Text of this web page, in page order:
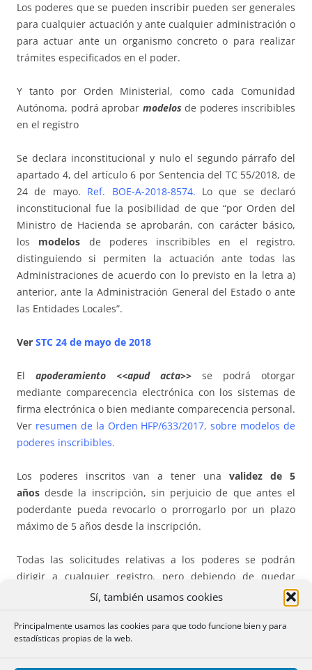
Sí, también usamos cookies
Principalmente usamos las cookies para que todo funcione bien y para
estadísticas propias de la web.
Los poderes que se pueden inscribir pueden ser generales
para cualquier actuación y ante cualquier administración o
para actuar ante un organismo concreto o para realizar
trámites especificados en el poder.
Y tanto por Orden Ministerial, como cada Comunidad
Autónoma, podrá aprobar modelos de poderes inscribibles
en el registro
Se declara inconstitucional y nulo el segundo párrafo del
apartado 4, del artículo 6 por Sentencia del TC 55/2018, de
24 de mayo. Ref. BOE-A-2018-8574. Lo que se declaró
inconstitucional fue la posibilidad de que “por Orden del
Ministro de Hacienda se aprobarán, con carácter básico,
los modelos de poderes inscribibles en el registro.
distinguiendo si permiten la actuación ante todas las
Administraciones de acuerdo con lo previsto en la letra a)
anterior, ante la Administración General del Estado o ante
las Entidades Locales”.
Ver STC 24 de mayo de 2018
El apoderamiento <<apud acta>> se podrá otorgar
mediante comparecencia electrónica con los sistemas de
firma electrónica o bien mediante comparecencia personal.
Ver resumen de la Orden HFP/633/2017, sobre modelos de
poderes inscribibles.
Los poderes inscritos van a tener una validez de 5
años desde la inscripción, sin perjuicio de que antes el
poderdante pueda revocarlo o prorrogarlo por un plazo
máximo de 5 años desde la inscripción.
Todas las solicitudes relativas a los poderes se podrán
dirigir a cualquier registro, pero debiendo de quedar
inscrita en el registro de la Administración en la que tenga
efectos el poder y surtiendo sus efectos desde la fecha de
la inscripción.